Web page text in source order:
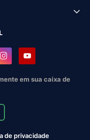
em sua caixa de
de privacidade